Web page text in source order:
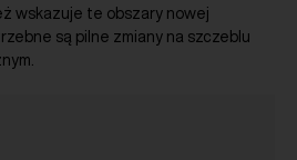
wskazuje te obszary nowej
są pilne zmiany na szczeblu